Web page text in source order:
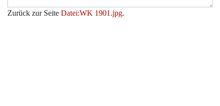
Zurück zur Seite Datei:WK 1901.jpg.